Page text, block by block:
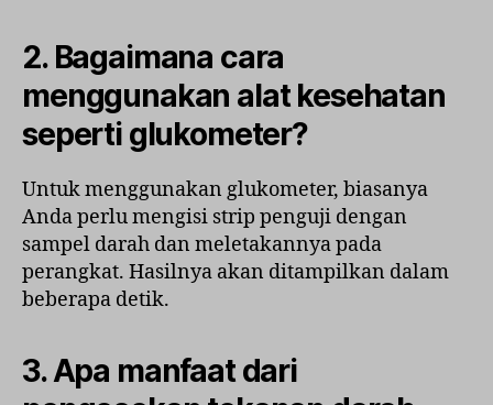
2. Bagaimana cara
menggunakan alat kesehatan
seperti glukometer?
Untuk menggunakan glukometer, biasanya
Anda perlu mengisi strip penguji dengan
sampel darah dan meletakannya pada
perangkat. Hasilnya akan ditampilkan dalam
beberapa detik.
3. Apa manfaat dari